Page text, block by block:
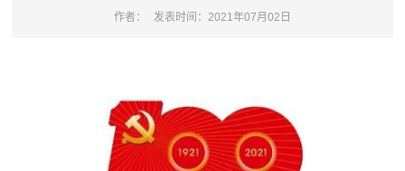
自身建设
思想建设
作者： 发表时间：2021年07月02日